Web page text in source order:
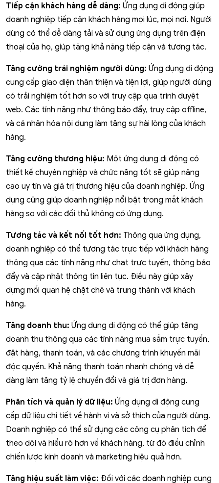
Tiếp cận khách hàng dễ dàng: Ứng dụng di động giúp
doanh nghiệp tiếp cận khách hàng mọi lúc, mọi nơi. Người
dùng có thể dễ dàng tải và sử dụng ứng dụng trên điện
thoại của họ, giúp tăng khả năng tiếp cận và tương tác.
Tăng cường trải nghiệm người dùng: Ứng dụng di động
cung cấp giao diện thân thiện và tiện lợi, giúp người dùng
có trải nghiệm tốt hơn so với truy cập qua trình duyệt
web. Các tính năng như thông báo đẩy, truy cập offline,
và cá nhân hóa nội dung làm tăng sự hài lòng của khách
hàng.
Tăng cường thương hiệu: Một ứng dụng di động có
thiết kế chuyên nghiệp và chức năng tốt sẽ giúp nâng
cao uy tín và giá trị thương hiệu của doanh nghiệp. Ứng
dụng cũng giúp doanh nghiệp nổi bật trong mắt khách
hàng so với các đối thủ không có ứng dụng.
Tương tác và kết nối tốt hơn: Thông qua ứng dụng,
doanh nghiệp có thể tương tác trực tiếp với khách hàng
thông qua các tính năng như chat trực tuyến, thông báo
đẩy và cập nhật thông tin liên tục. Điều này giúp xây
dựng mối quan hệ chặt chẽ và trung thành với khách
hàng.
Tăng doanh thu: Ứng dụng di động có thể giúp tăng
doanh thu thông qua các tính năng mua sắm trực tuyến,
đặt hàng, thanh toán, và các chương trình khuyến mãi
độc quyền. Khả năng thanh toán nhanh chóng và dễ
dàng làm tăng tỷ lệ chuyển đổi và giá trị đơn hàng.
Phân tích và quản lý dữ liệu: Ứng dụng di động cung
cấp dữ liệu chi tiết về hành vi và sở thích của người dùng.
Doanh nghiệp có thể sử dụng các công cụ phân tích để
theo dõi và hiểu rõ hơn về khách hàng, từ đó điều chỉnh
chiến lược kinh doanh và marketing hiệu quả hơn.
Tăng hiệu suất làm việc: Đối với các doanh nghiệp cung